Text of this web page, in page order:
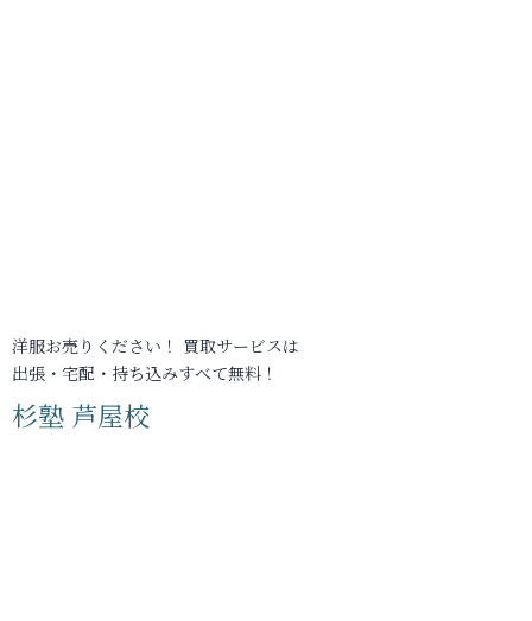
洋服お売りください！ 買取サービスは
出張・宅配・持ち込みすべて無料！
杉塾 芦屋校